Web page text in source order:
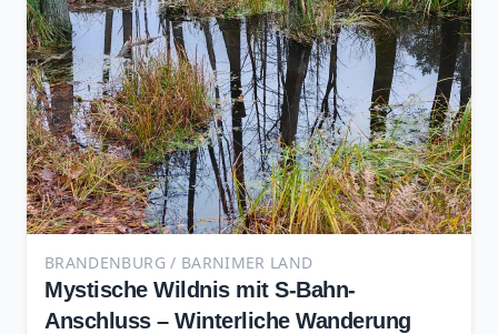
BRANDENBURG / BARNIMER LAND
Mystische Wildnis mit S-Bahn-
Anschluss – Winterliche Wanderung